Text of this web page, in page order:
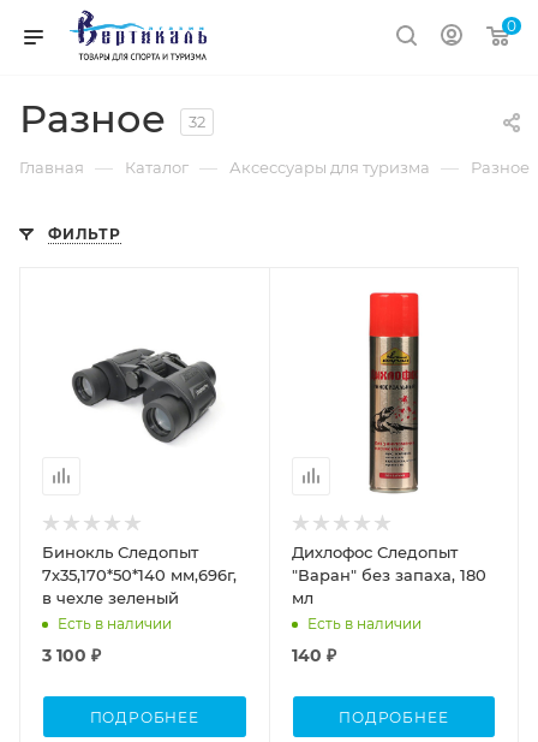
0
Разное 32
Главная — Каталог — Аксессуары для туризма — Разное
ФИЛЬТР
Бинокль Следопыт
7х35,170*50*140 мм,696г,
в чехле зеленый
Есть в наличии
3 100 ₽
ПОДРОБНЕЕ
Дихлофос Следопыт
"Варан" без запаха, 180
мл
Есть в наличии
140 ₽
ПОДРОБНЕЕ